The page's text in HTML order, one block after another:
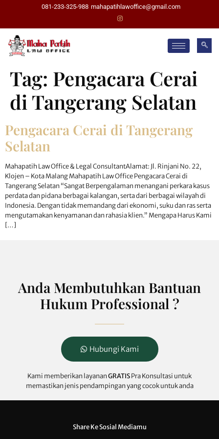
081-233-325-988 mahapatihlawoffice@gmail.com
Tag: Pengacara Cerai
di Tangerang Selatan
Pengacara Cerai di Tangerang
Selatan
Mahapatih Law Office & Legal ConsultantAlamat: Jl. Rinjani No. 22,
Klojen – Kota Malang Mahapatih Law Office Pengacara Cerai di
Tangerang Selatan “Sangat Berpengalaman menangani perkara kasus
perdata dan pidana berbagai kalangan, serta dari berbagai wilayah di
Indonesia. Dengan tidak memandang dari ekonomi, suku dan ras serta
mengutamakan kenyamanan dan rahasia klien.” Mengapa Harus Kami
[…]
Anda Membutuhkan Bantuan
Hukum Professional ?
Hubungi Kami
Kami memberikan layananGRATISPra Konsultasi untuk
memastikan jenis pendampingan yang cocok untuk anda
Share Ke Sosial Mediamu